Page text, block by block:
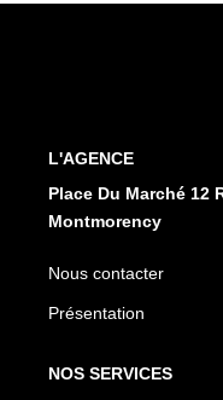
L'AGENCE
Place Du Marché 12
Montmorency
Nous contacter
Présentation
NOS SERVICES